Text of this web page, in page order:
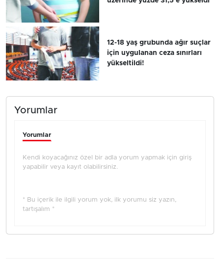
12-18 yaş grubunda ağır suçlar
için uygulanan ceza sınırları
yükseltildi!
Yorumlar
Yorumlar
Kendi koyacağınız özel bir adla yorum yapmak için giriş
yapabilir veya kayıt olabilirsiniz.
* Bu içerik ile ilgili yorum yok, ilk yorumu siz yazın,
tartışalım *